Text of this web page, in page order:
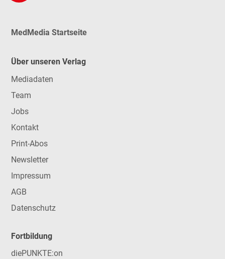
MedMedia Startseite
Über unseren Verlag
Mediadaten
Team
Jobs
Kontakt
Print-Abos
Newsletter
Impressum
AGB
Datenschutz
Fortbildung
diePUNKTE:on